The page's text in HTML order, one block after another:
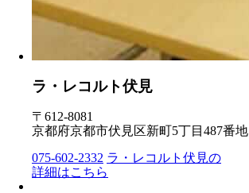
ラ・レコルト伏見
〒612-8081
京都府京都市伏見区新町5丁目487番地
075-602-2332 ラ・レコルト伏見の
詳細はこちら